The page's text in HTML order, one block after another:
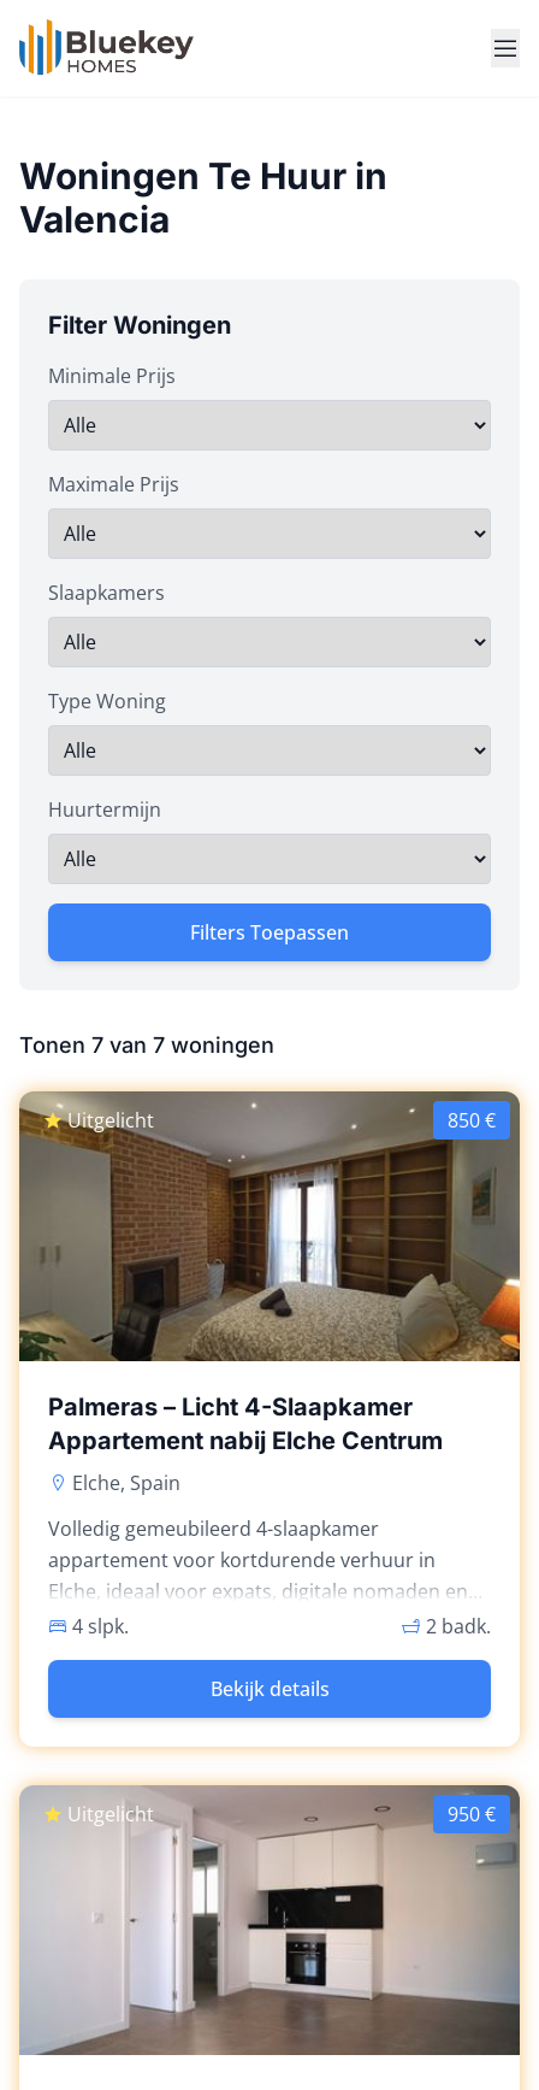
Woningen Te Huur in
Valencia
Filter Woningen
Minimale Prijs
Maximale Prijs
Slaapkamers
Type Woning
Huurtermijn
Filters Toepassen
Tonen 7 van 7 woningen
850 €
Uitgelicht
Palmeras – Licht 4-Slaapkamer
Appartement nabij Elche Centrum
Elche, Spain
Volledig gemeubileerd 4-slaapkamer
appartement voor kortdurende verhuur in
Elche, ideaal voor expats, digitale nomaden en
zakenreizigers. Voorzien van 2 badkamers,
volledig uitgeruste keuken, centrale
airconditioning en gedeeld terras. Perfect
gelegen nabij winkels, openbaar vervoer en
belangrijke wegen zoals de CV-86 en A-7 voor
gemakkelijk woon-werkverkeer.
4 slpk. 2 badk.
Bekijk details
950 €
Uitgelicht